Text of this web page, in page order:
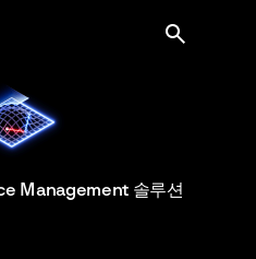
Management 솔루션